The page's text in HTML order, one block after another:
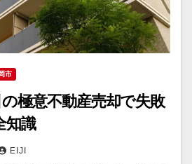
市
極意不動産売却で失敗
知識
EIJI